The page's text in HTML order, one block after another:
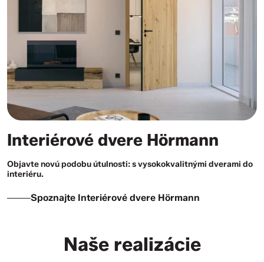
Interiérové dvere Hörmann
Objavte novú podobu útulnosti: s vysokokvalitnými dverami do
interiéru.
Spoznajte Interiérové dvere Hörmann
Naše realizácie